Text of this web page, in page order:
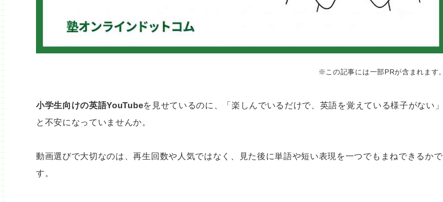
※この記事には一部PRが含まれます。
小学生向けの英語YouTubeを見せているのに、「楽しんでいるだけで、英語を覚えている様子がない」
と不安になっていませんか。
動画選びで大切なのは、再生回数や人気ではなく、見た後に単語や短い表現を一つでもまねできるかで
す。